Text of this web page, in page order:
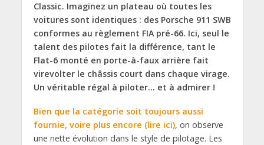
Classic. Imaginez un plateau où toutes les
voitures sont identiques : des Porsche 911 SWB
conformes au règlement FIA pré-66. Ici, seul le
talent des pilotes fait la différence, tant le
Flat-6 monté en porte-à-faux arrière fait
virevolter le châssis court dans chaque virage.
Un véritable régal à piloter… et à admirer !
Bien que la catégorie soit toujours aussi
fournie, voire plus encore (lire ici), on observe
une nette évolution dans le style de pilotage. Les